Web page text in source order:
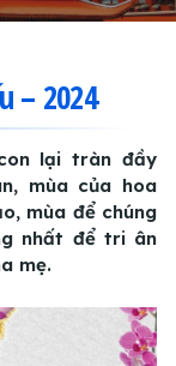
– 2024
lại tràn đầy
mùa của hoa
mùa để chúng
nhất để tri ân
mẹ.